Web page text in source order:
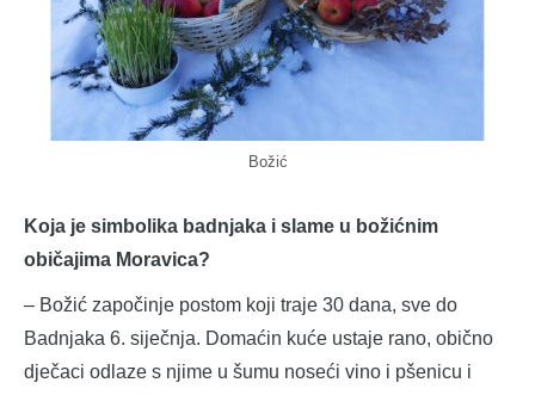
Božić
Koja je simbolika badnjaka i slame u božićnim
običajima Moravica?
– Božić započinje postom koji traje 30 dana, sve do
Badnjaka 6. siječnja. Domaćin kuće ustaje rano, obično
dječaci odlaze s njime u šumu noseći vino i pšenicu i